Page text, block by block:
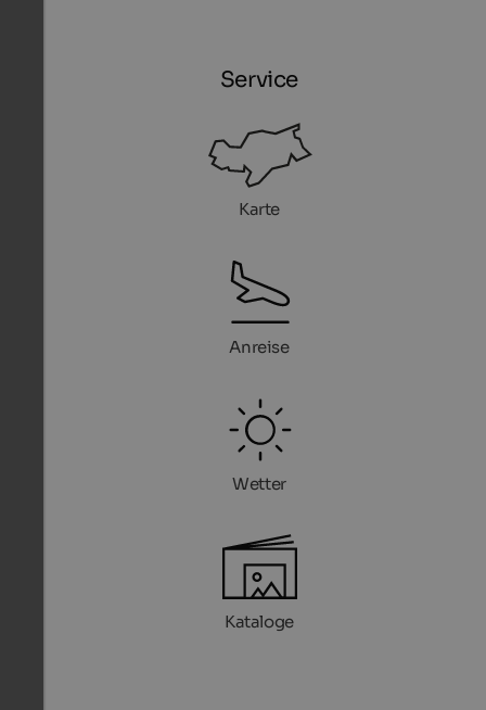
Service
Karte
Anreise
Wetter
Kataloge